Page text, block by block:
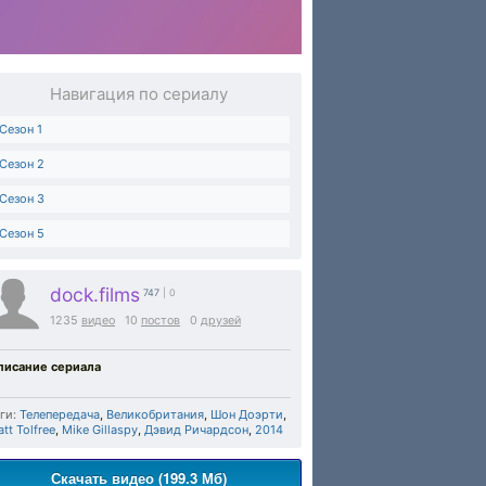
Навигация по сериалу
Сезон 1
Сезон 2
Сезон 3
Сезон 5
dock.films 747 | 0
1235 видео 10 постов 0 друзей
сериала
Телепередача, Великобритания, Шон Доэрти,
Tolfree, Mike Gillaspy, Дэвид Ричардсон, 2014
Скачать видео (199.3 Мб)